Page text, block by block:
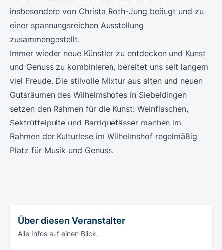
insbesondere von Christa Roth-Jung beäugt und zu
einer spannungsreichen Ausstellung
zusammengestellt.
Immer wieder neue Künstler zu entdecken und Kunst
und Genuss zu kombinieren, bereitet uns seit langem
viel Freude. Die stilvolle Mixtur aus alten und neuen
Gutsräumen des Wilhelmshofes in Siebeldingen
setzen den Rahmen für die Kunst: Weinflaschen,
Sektrüttelpulte und Barriquefässer machen im
Rahmen der Kulturlese im Wilhelmshof regelmäßig
Platz für Musik und Genuss.
Über diesen Veranstalter
Alle Infos auf einen Blick.